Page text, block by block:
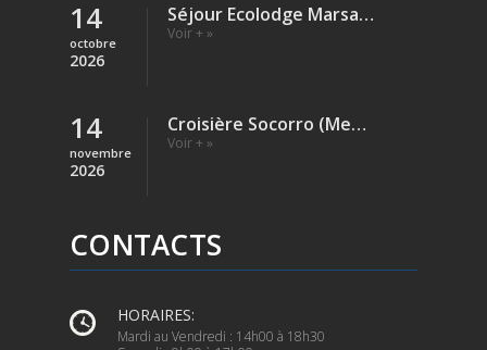
14
octobre
2026
Séjour Ecolodge Marsa Shagra – Egypte
Voir + »
14
novembre
2026
Croisière Socorro (Mexique)
Voir + »
CONTACTS
HORAIRES:
Mardi au Vendredi : 14h00 à 18h30